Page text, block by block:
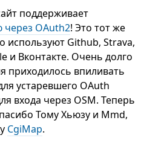
поддерживает
через OAuth2! Это тот же
используют Github, Strava,
и Вконтакте. Очень долго
приходилось впиливать
устаревшего OAuth
входа через OSM. Теперь
Тому Хьюзу и Mmd,
CgiMap.